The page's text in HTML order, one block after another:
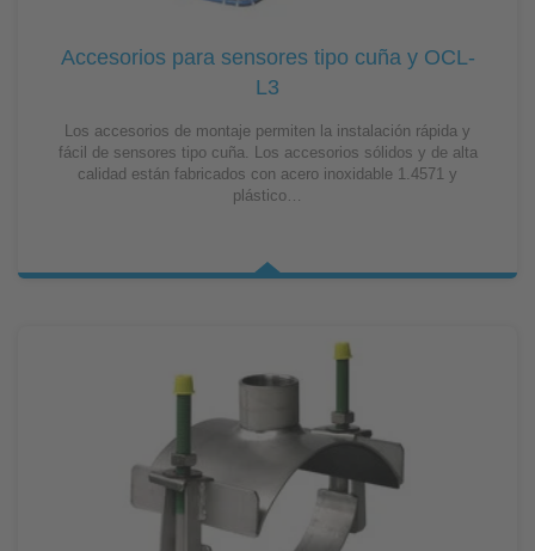
Accesorios para sensores tipo cuña y OCL-
L3
Los accesorios de montaje permiten la instalación rápida y
fácil de sensores tipo cuña. Los accesorios sólidos y de alta
calidad están fabricados con acero inoxidable 1.4571 y
plástico…